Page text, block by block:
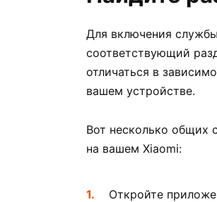
Для включения
соответствующий
отличаться в
вашем устройстве.
Вот несколько общих
на вашем Xiaomi:
Откройте